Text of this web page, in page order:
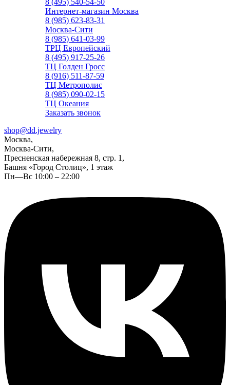
8 (495) 540-54-50
Интернет-магазин Москва
8 (985) 623-83-31
Москва-Сити
8 (985) 641-03-99
ТРЦ Европейский
8 (495) 917-25-26
ТЦ Голден Гросс
8 (916) 511-87-59
ТЦ Метрополис
8 (985) 090-02-15
ТЦ Океания
Заказать звонок
shop@dd.jewelry
Москва,
Москва-Сити,
Пресненская набережная 8, стр. 1,
Башня «Город Столиц», 1 этаж
Пн—Вс 10:00 – 22:00